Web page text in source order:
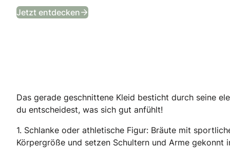
Jetzt entdecken
Das gerade geschnittene Kleid besticht durch seine
du entscheidest, was sich gut anfühlt!
1. Schlanke oder athletische Figur: Bräute mit
Körpergröße und setzen Schultern und Arme gekonnt